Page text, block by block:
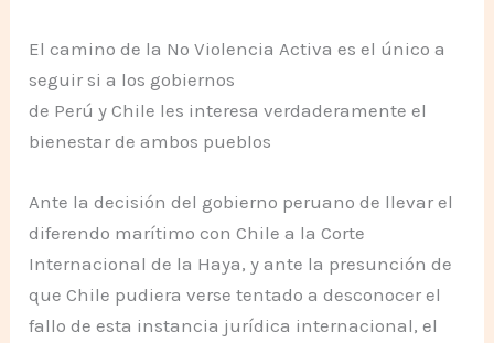
El camino de la No Violencia Activa es el único a
seguir si a los gobiernos
de Perú y Chile les interesa verdaderamente el
bienestar de ambos pueblos
Ante la decisión del gobierno peruano de llevar el
diferendo marítimo con Chile a la Corte
Internacional de la Haya, y ante la presunción de
que Chile pudiera verse tentado a desconocer el
fallo de esta instancia jurídica internacional, el